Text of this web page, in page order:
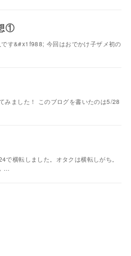
①
です&#x1f988; 今回はおでかけ子ザメ初の
みました！ このブログを書いたのは5/28
で横転しました。オタクは横転しがち。
…